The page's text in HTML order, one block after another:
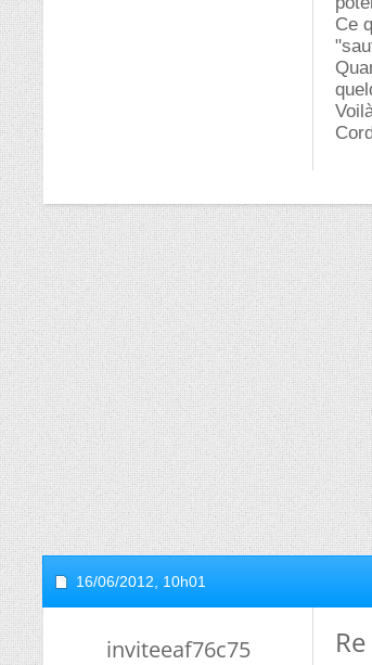
Ce
16/06/2012, 10h01
inviteeaf76c75